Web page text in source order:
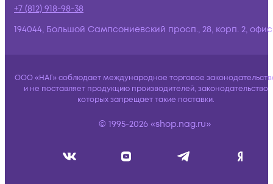
+7 (812) 918-98-38
194044, Большой Сампсониевский просп., 28, корп. 2,
ООО «НАГ» соблюдает международное торговое
и не поставляет продукцию производителей, законодательство
которых запрещает такие поставки.
© 1995-2026 «shop.nag.ru»